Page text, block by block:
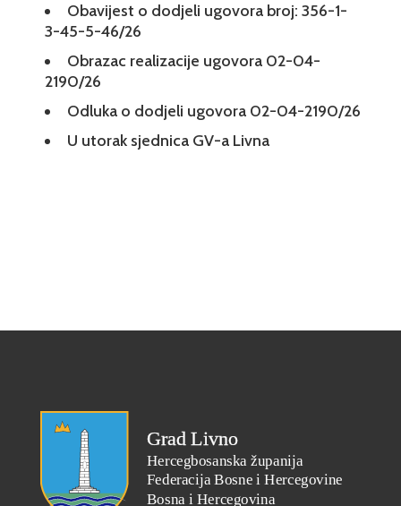
Obavijest o dodjeli ugovora broj: 356-1-
3-45-5-46/26
Obrazac realizacije ugovora 02-04-
2190/26
Odluka o dodjeli ugovora 02-04-2190/26
U utorak sjednica GV-a Livna